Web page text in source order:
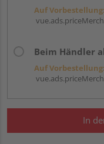
Auf Vorbestellung:
Beim Händler
Auf Vorbestellung:
In